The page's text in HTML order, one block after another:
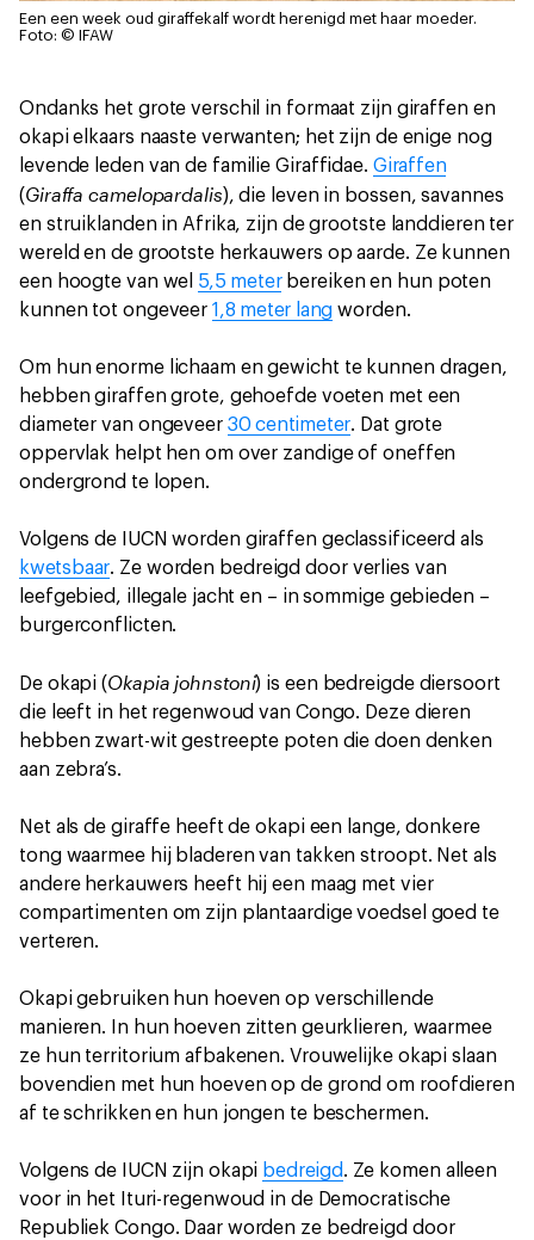
Een een week oud giraffekalf wordt herenigd met haar moeder.
Foto: © IFAW
Ondanks het grote verschil in formaat zijn giraffen en
okapi elkaars naaste verwanten; het zijn de enige nog
levende leden van de familie Giraffidae. Giraffen
(Giraffa camelopardalis), die leven in bossen, savannes
en struiklanden in Afrika, zijn de grootste landdieren ter
wereld en de grootste herkauwers op aarde. Ze kunnen
een hoogte van wel 5,5 meterbereiken en hun poten
kunnen tot ongeveer 1,8 meter lang worden.
Om hun enorme lichaam en gewicht te kunnen dragen,
hebben giraffen grote, gehoefde voeten met een
diameter van ongeveer 30 centimeter. Dat grote
oppervlak helpt hen om over zandige of oneffen
ondergrond te lopen.
Volgens de IUCN worden giraffen geclassificeerd als
kwetsbaar. Ze worden bedreigd door verlies van
leefgebied, illegale jacht en – in sommige gebieden –
burgerconflicten.
De okapi (Okapia johnstoni) is een bedreigde diersoort
die leeft in het regenwoud van Congo. Deze dieren
hebben zwart-wit gestreepte poten die doen denken
aan zebra’s.
Net als de giraffe heeft de okapi een lange, donkere
tong waarmee hij bladeren van takken stroopt. Net als
andere herkauwers heeft hij een maag met vier
compartimenten om zijn plantaardige voedsel goed te
verteren.
Okapi gebruiken hun hoeven op verschillende
manieren. In hun hoeven zitten geurklieren, waarmee
ze hun territorium afbakenen. Vrouwelijke okapi slaan
bovendien met hun hoeven op de grond om roofdieren
af te schrikken en hun jongen te beschermen.
Volgens de IUCN zijn okapi bedreigd. Ze komen alleen
voor in het Ituri-regenwoud in de Democratische
Republiek Congo. Daar worden ze bedreigd door